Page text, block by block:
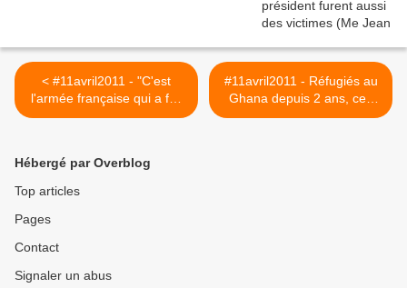
< #11avril2011 - "C'est
l'armée française qui a fait
le travail" - Laurent Gbagbo
#11avril2011 - Réfugiés au
Ghana depuis 2 ans, ces
Ivoiriens aiment bien
Hébergé par Overblog
Top articles
Pages
Contact
Signaler un abus